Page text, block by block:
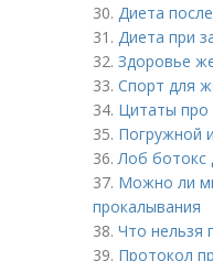
30. Диета
31. Диета при
32. Здоровье
33. Спорт для
34. Цитаты про
35. Погружной
36.Лоб ботокс
37. Можно ли
прокалывания
38. Что нельзя
39. Протокол